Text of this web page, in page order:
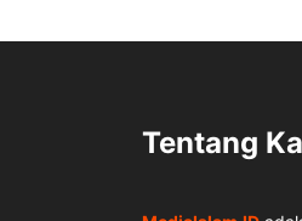
Tentang